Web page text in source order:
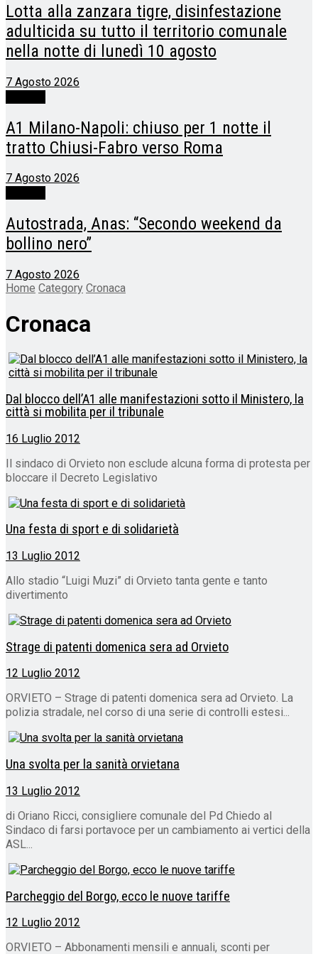
Lotta alla zanzara tigre, disinfestazione
adulticida su tutto il territorio comunale
nella notte di lunedì 10 agosto
7 Agosto 2026
A1 Milano-Napoli: chiuso per 1 notte il
tratto Chiusi-Fabro verso Roma
7 Agosto 2026
Autostrada, Anas: “Secondo weekend da
bollino nero”
7 Agosto 2026
Home Category Cronaca
Cronaca
Dal blocco dell’A1 alle manifestazioni sotto il Ministero, la
città si mobilita per il tribunale
16 Luglio 2012
Il sindaco di Orvieto non esclude alcuna forma di protesta per
bloccare il Decreto Legislativo
Una festa di sport e di solidarietà
13 Luglio 2012
Allo stadio “Luigi Muzi” di Orvieto tanta gente e tanto
divertimento
Strage di patenti domenica sera ad Orvieto
12 Luglio 2012
ORVIETO – Strage di patenti domenica sera ad Orvieto. La
polizia stradale, nel corso di una serie di controlli estesi...
Una svolta per la sanità orvietana
13 Luglio 2012
di Oriano Ricci, consigliere comunale del Pd Chiedo al
Sindaco di farsi portavoce per un cambiamento ai vertici della
ASL...
Parcheggio del Borgo, ecco le nuove tariffe
12 Luglio 2012
ORVIETO – Abbonamenti mensili e annuali, sconti per